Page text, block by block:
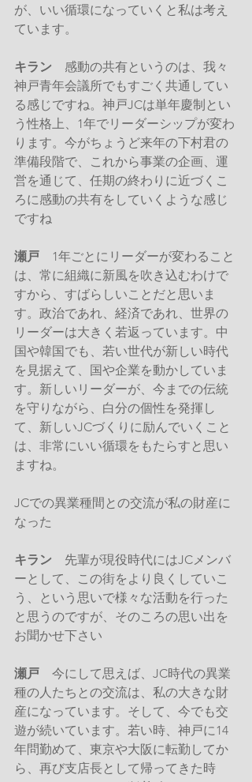
が、いい循環になっていくと私は考え
ています。
キラン 感動の共有というのは、我々
神戸青年会議所でもすごく共通してい
る感じですね。神戸JCは単年慶制とい
う性格上、1年でリーダーシップが変わ
ります。今がちょうど来年の下村君の
準備段階で、これから事業の企画、運
営を通じて、任期の終わりに近づくこ
ろに感動の共有をしていくような感じ
ですね
瀬戸 1年ごとにリーダーが変わること
は、常に組織に新風を吹き込むわけで
すから、すばらしいことだと思いま
す。政治であれ、経済であれ、世界の
リーダーは大きく若返っています。中
国や韓国でも、若い世代が新しい時代
を見据えて、国や企業を動かしていま
す。新しいリーダーが、今までの伝統
を守りながら、白分の個性を発揮し
て、新しいJCづくりに励んでいくこと
は、非常にいい循環をもたらすと思い
ますね。
JCでの異業種間との交流が私の財産に
なった
キラン 先輩が現役時代にはJCメンバ
ーとして、この街をより良くしていこ
う、という思いで様々な活動を行った
と思うのですが、そのころの思い出を
お聞かせ下さい
瀬戸 今にして思えば、JC時代の異業
種の人たちとの交流は、私の大きな財
産になっています。そして、今でも交
遊が続いています。若い時、神戸に14
年問勤めて、東京や大阪に転勤してか
ら、再び支店長として帰ってきた時